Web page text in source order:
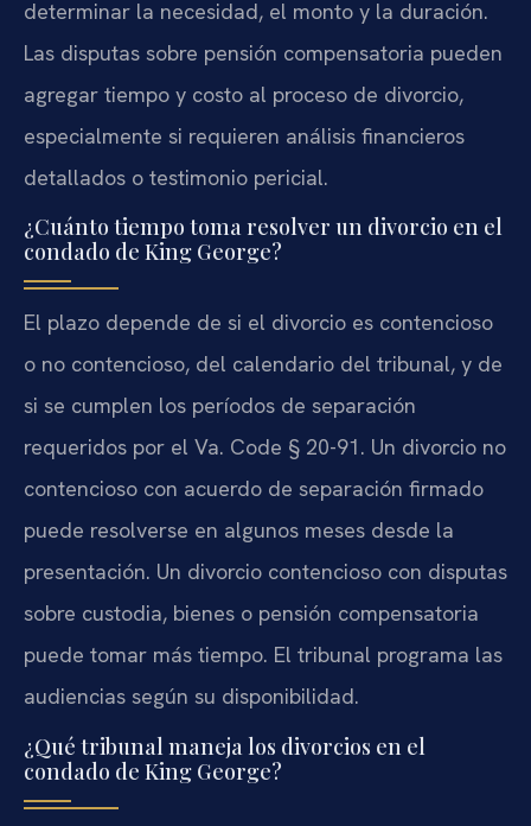
determinar la necesidad, el monto y la duración.
Las disputas sobre pensión compensatoria pueden
agregar tiempo y costo al proceso de divorcio,
especialmente si requieren análisis financieros
detallados o testimonio pericial.
¿Cuánto tiempo toma resolver un divorcio en el
condado de King George?
El plazo depende de si el divorcio es contencioso
o no contencioso, del calendario del tribunal, y de
si se cumplen los períodos de separación
requeridos por el Va. Code § 20-91. Un divorcio no
contencioso con acuerdo de separación firmado
puede resolverse en algunos meses desde la
presentación. Un divorcio contencioso con disputas
sobre custodia, bienes o pensión compensatoria
puede tomar más tiempo. El tribunal programa las
audiencias según su disponibilidad.
¿Qué tribunal maneja los divorcios en el
condado de King George?